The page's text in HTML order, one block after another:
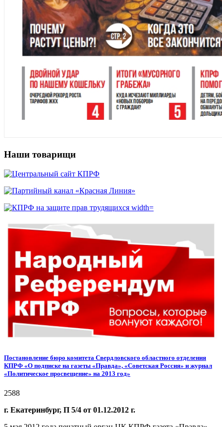
Наши товарищи
Постановление бюро комитета Свердловского областного отделения
КПРФ «О подписке на газеты «Правда», «Советская Россия» и журнал
«Политическое просвещение» на 2013 год»
2588
г. Екатеринбург, П 5/4 от 01.12.2012 г.